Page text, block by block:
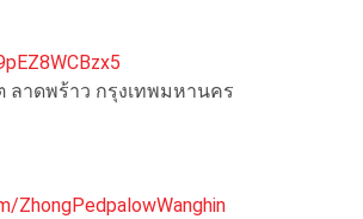
ลาดพร้าว กรุงเทพมหานคร
ZhongPedpalowWanghin